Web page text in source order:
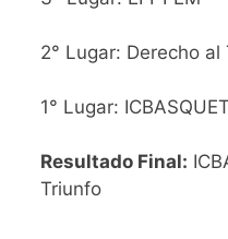
2° Lugar: Derecho al
1° Lugar: ICBASQUET
Resultado Final:
Triunfo